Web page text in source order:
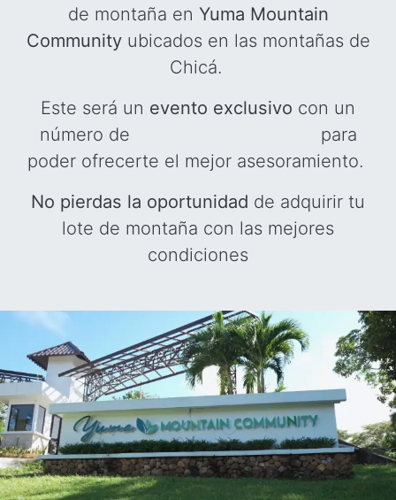
de montaña en Yuma Mountain
Communityubicados en las montañas de
Chicá.
Este será un evento exclusivo con un
número de
para
poder ofrecerte el mejor asesoramiento.
No pierdas la oportunidad de adquirir tu
lote de montaña con las mejores
condiciones